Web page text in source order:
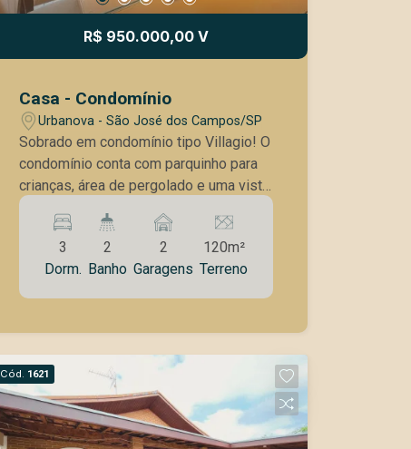
R$ 950.000,00 V
Casa - Condomínio
Urbanova - São José dos Campos/SP
Sobrado em condomínio tipo Villagio! O
condomínio conta com parquinho para
crianças, área de pergolado e uma vista
deslumbrante. Tranquilidade de um
condomínio pequeno com apenas 22
casas em uma única rua. Segurança por
câmeras de monitoramento, portaria
virtual 24 horas e zelador para
manutenção de áreas comuns. O
sobrado tem: 3 Dormitórios sendo 1
Suíte Sala de estar integrada Área
Gourmet Lavanderia Marcenaria
planejada Garagem para 2 carros Bem
3
Dorm.
2
Banho
2
Garagens
120m²
Terreno
Cód. 1621